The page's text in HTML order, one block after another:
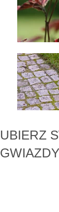
UBIERZ
GWIAZDY